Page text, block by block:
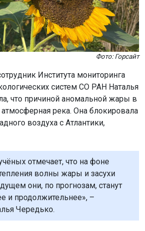
Фото: Горсайт
Института мониторинга
систем СО РАН Наталья
что причиной аномальной жары в
река. Она блокировала
воздуха с Атлантики,
отмечает, что на фоне
волны жары и засухи
они, по прогнозам, станут
и продолжительнее», –
Чередько.